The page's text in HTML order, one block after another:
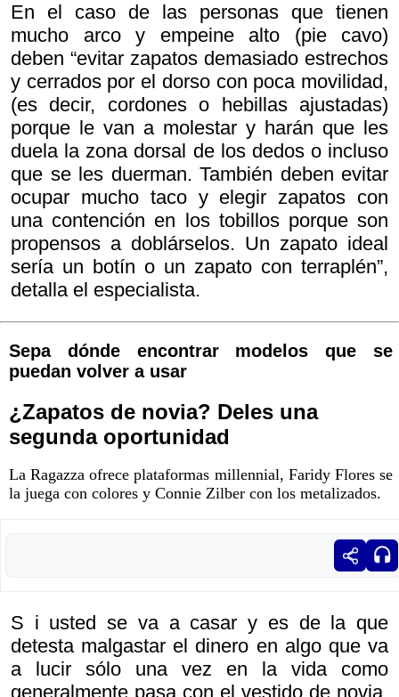
En el caso de las personas que tienen
mucho arco y empeine alto (pie cavo)
deben “evitar zapatos demasiado estrechos
y cerrados por el dorso con poca movilidad,
(es decir, cordones o hebillas ajustadas)
porque le van a molestar y harán que les
duela la zona dorsal de los dedos o incluso
que se les duerman. También deben evitar
ocupar mucho taco y elegir zapatos con
una contención en los tobillos porque son
propensos a doblárselos. Un zapato ideal
sería un botín o un zapato con terraplén”,
detalla el especialista.
Sepa dónde encontrar modelos que se
puedan volver a usar
¿Zapatos de novia? Deles una
segunda oportunidad
La Ragazza ofrece plataformas millennial, Faridy Flores se
la juega con colores y Connie Zilber con los metalizados.
S i usted se va a casar y es de la que
detesta malgastar el dinero en algo que va
a lucir sólo una vez en la vida como
generalmente pasa con el vestido de novia,